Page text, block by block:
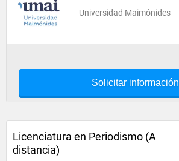
Universidad Maimónides
Solicitar información
Licenciatura en Periodismo (A
distancia)